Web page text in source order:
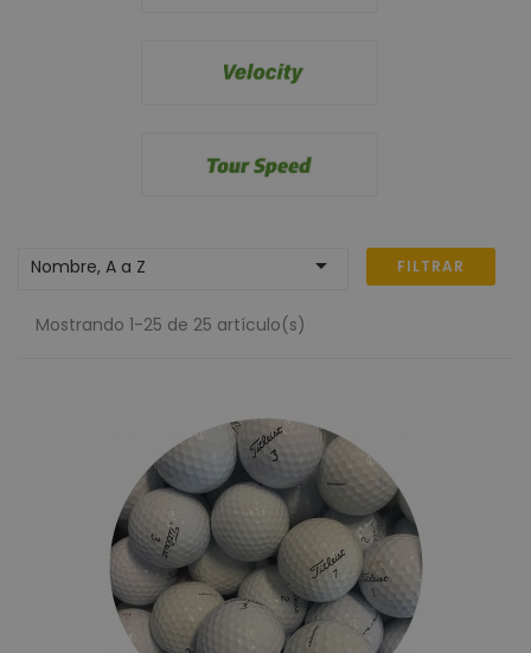
Nombre, A a Z  FILTRAR
Mostrando 1-25 de 25 artículo(s)